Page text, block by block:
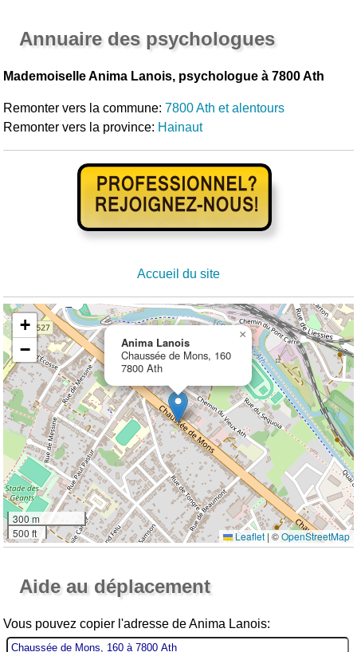
Annuaire des psychologues
Mademoiselle Anima Lanois, psychologue à 7800 Ath
Remonter vers la commune:7800 Ath et alentours
Remonter vers la province: Hainaut
Accueil du site
Anima Lanois
Chaussée de Mons, 160
7800 Ath
×
+
−
300 m
500 ft
Leaflet | ©OpenStreetMap
Aide au déplacement
Vous pouvez copier l'adresse de Anima Lanois: